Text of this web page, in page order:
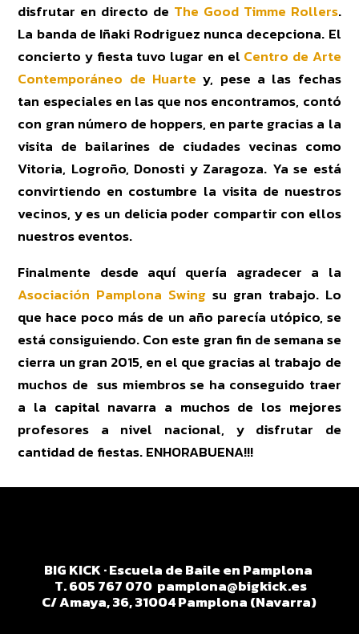
disfrutar en directo de The Good Timme Rollers.
La banda de Iñaki Rodriguez nunca decepciona. El
concierto y fiesta tuvo lugar en el Centro de Arte
Contemporáneo de Huarte y, pese a las fechas
tan especiales en las que nos encontramos, contó
con gran número de hoppers, en parte gracias a la
visita de bailarines de ciudades vecinas como
Vitoria, Logroño, Donosti y Zaragoza. Ya se está
convirtiendo en costumbre la visita de nuestros
vecinos, y es un delicia poder compartir con ellos
nuestros eventos.
Finalmente desde aquí quería agradecer a la
Asociación Pamplona Swing su gran trabajo. Lo
que hace poco más de un año parecía utópico, se
está consiguiendo. Con este gran fin de semana se
cierra un gran 2015, en el que gracias al trabajo de
muchos de sus miembros se ha conseguido traer
a la capital navarra a muchos de los mejores
profesores a nivel nacional, y disfrutar de
cantidad de fiestas. ENHORABUENA!!!
BIG KICK · Escuela de Baile en Pamplona
T. 605 767 070 pamplona@bigkick.es
C/ Amaya, 36, 31004 Pamplona (Navarra)